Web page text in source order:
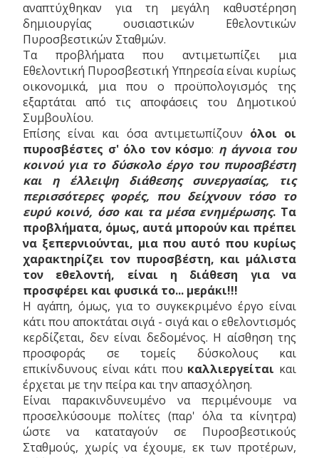
αναπτύχθηκαν για τη μεγάλη καθυστέρηση
δημιουργίας ουσιαστικών Εθελοντικών
Πυροσβεστικών Σταθμών.
Τα προβλήματα που αντιμετωπίζει μια
Εθελοντική Πυροσβεστική Υπηρεσία είναι κυρίως
οικονομικά, μια που ο προϋπολογισμός της
εξαρτάται από τις αποφάσεις του Δημοτικού
Συμβουλίου.
Επίσης είναι και όσα αντιμετωπίζουν όλοι οι
πυροσβέστες σ' όλο τον κόσμο: η άγνοια του
κοινού για το δύσκολο έργο του πυροσβέστη
και η έλλειψη διάθεσης συνεργασίας, τις
περισσότερες φορές, που δείχνουν τόσο το
ευρύ κοινό, όσο και τα μέσα ενημέρωσης. Τα
προβλήματα, όμως, αυτά μπορούν και πρέπει
να ξεπερνιούνται, μια που αυτό που κυρίως
χαρακτηρίζει τον πυροσβέστη, και μάλιστα
τον εθελοντή, είναι η διάθεση για να
προσφέρει και φυσικά το... μεράκι!!!
Η αγάπη, όμως, για το συγκεκριμένο έργο είναι
κάτι που αποκτάται σιγά - σιγά και ο εθελοντισμός
κερδίζεται, δεν είναι δεδομένος. Η αίσθηση της
προσφοράς σε τομείς δύσκολους και
επικίνδυνους είναι κάτι που καλλιεργείται και
έρχεται με την πείρα και την απασχόληση.
Είναι παρακινδυνευμένο να περιμένουμε να
προσελκύσουμε πολίτες (παρ' όλα τα κίνητρα)
ώστε να καταταγούν σε Πυροσβεστικούς
Σταθμούς, χωρίς να έχουμε, εκ των προτέρων,